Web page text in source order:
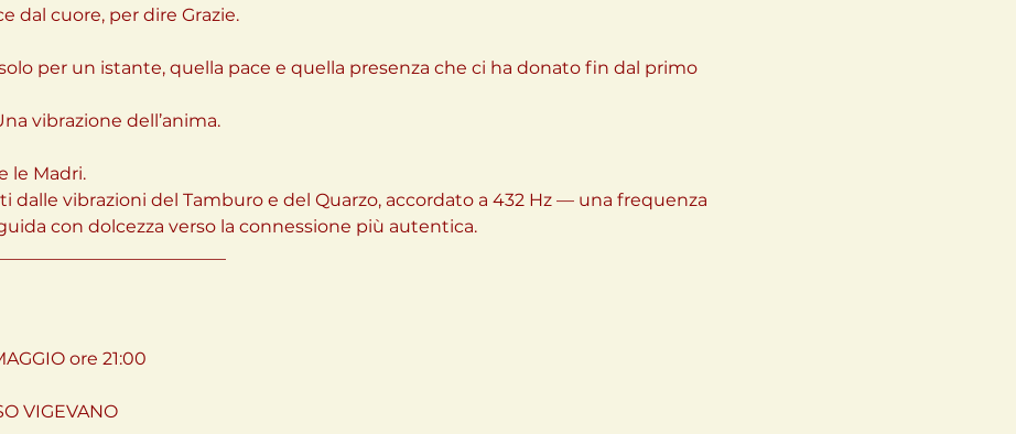
dal cuore, per dire Grazie.
per un istante, quella pace e quella presenza che ci ha donato fin dal primo
vibrazione dell’anima.
le Madri.
dalle vibrazioni del Tamburo e del Quarzo, accordato a 432 Hz — una frequenza
con dolcezza verso la connessione più autentica.
ore 21:00
VIGEVANO